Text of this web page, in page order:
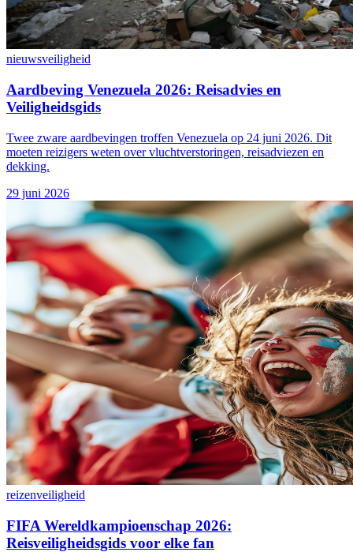
nieuwsveiligheid
Aardbeving Venezuela 2026: Reisadvies en
Veiligheidsgids
Twee zware aardbevingen troffen Venezuela op 24 juni 2026. Dit
moeten reizigers weten over vluchtverstoringen, reisadviezen en
dekking.
29 juni 2026
reizenveiligheid
FIFA Wereldkampioenschap 2026:
Reisveiligheidsgids voor elke fan